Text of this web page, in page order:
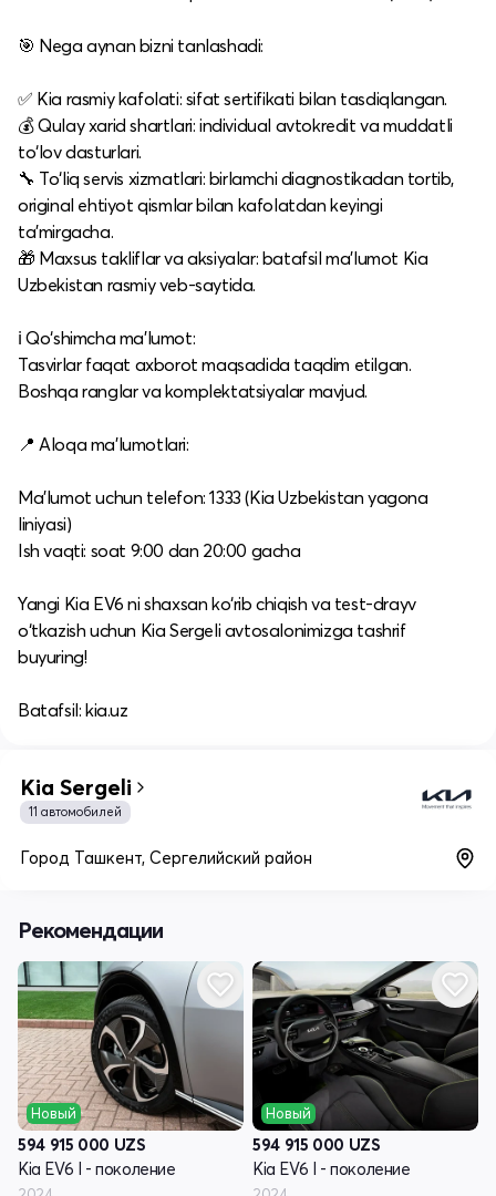
🎯 Nega aynan bizni tanlashadi:
✅ Kia rasmiy kafolati: sifat sertifikati bilan tasdiqlangan.​
💰 Qulay xarid shartlari: individual avtokredit va muddatli
to‘lov dasturlari.​
🔧 To‘liq servis xizmatlari: birlamchi diagnostikadan tortib,
original ehtiyot qismlar bilan kafolatdan keyingi
ta’mirgacha.​
🎁 Maxsus takliflar va aksiyalar: batafsil ma’lumot Kia
Uzbekistan rasmiy veb-saytida.​
ℹ️ Qo‘shimcha ma’lumot:
Tasvirlar faqat axborot maqsadida taqdim etilgan.​
Boshqa ranglar va komplektatsiyalar mavjud.​
📍 Aloqa ma’lumotlari:
Ma’lumot uchun telefon: 1333 (Kia Uzbekistan yagona
liniyasi)​
Ish vaqti: soat 9:00 dan 20:00 gacha​
Yangi Kia EV6 ni shaxsan ko‘rib chiqish va test-drayv
o‘tkazish uchun Kia Sergeli avtosalonimizga tashrif
buyuring!​
Batafsil: kia.uz
Kia Sergeli
11 автомобилей
Город Ташкент, Сергелийский район
Рекомендации
Новый
594 915 000 UZS
Kia EV6 I - поколение
Новый
594 915 000 UZS
Kia EV6 I - поколение